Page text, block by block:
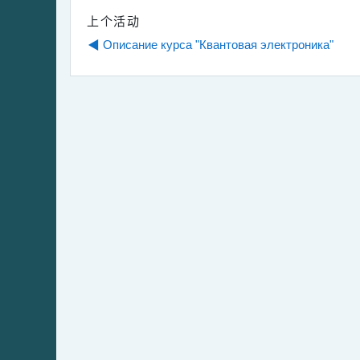
上个活动
◀︎ Описание курса "Квантовая электроника"